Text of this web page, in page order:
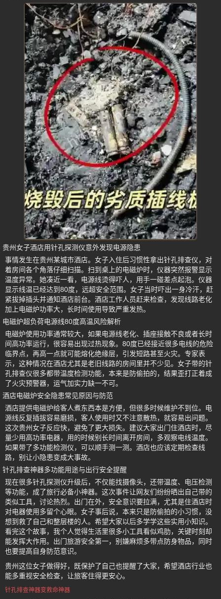
贵州女子酒店用针孔探测仪意外发现电源隐患
事情发生在贵州某城市酒店。女子入住后习惯性拿出针孔排查仪，对
着房间各个角落仔细扫描。扫到桌上的电磁炉时，仪器突然报警显示
温度异常。她凑近一看，电源线烫得吓人，用手一碰差点起泡。仪器
显示线温已经达到80度，远超安全范围。女子当时吓出一身冷汗，赶
紧拔掉插头并通知酒店前台。酒店工作人员赶来检查，发现线路老化
加上电磁炉功率大，长时间使用导致严重发热。
电磁炉超负荷电源线80度高温风险解析
电磁炉使用功率通常较大，如果电源线老化、插座接触不良或者长时
间高功率运行，很容易出现过热现象。80度已经接近很多电线的危险
临界点，再高一点就可能熔化绝缘层，引发短路甚至火灾。专家表
示，这种情况在酒店尤其是老旧线路的房间里并不少见。女子带的针
孔排查仪很多都带温度检测功能，本来是防偷拍的，结果歪打正着成
了火灾预警器，运气加实力缺一不可。
酒店电磁炉安全隐患常见原因与防范
酒店提供电磁炉给客人煮东西本是方便，但很多时候维护不到位。电
源线反复插拔容易磨损，客人使用时又不注意散热，就容易出问题。
这次贵州女子反应快，避免了更大损失。建议大家出门住酒店时，尽
量少用高功率电器，用的时候别长时间离开房间，多观察电线温度。
如果带了多功能检测仪，可以顺手测一测。酒店也应该定期检查线
路，别让小隐患变成大事故。
针孔排查神器多功能用途与出行安全提醒
现在很多针孔探测仪升级后，不仅能找摄像头，还带温度、电压检测
等功能，成了旅行必备小神器。这次事件让网友们纷纷晒出自己带的
类似工具，讨论热烈。出门在外，安全意识要拉满，尤其是住酒店时
对电器使用多留个心眼。女子事后说，本来只是防偷拍的小习惯，没
想到救了自己和整层楼的人。希望大家以后多学学这些实用小知识。
看完这个故事，我个人觉得生活里很多小工具看似鸡肋，关键时刻却
能发挥大作用。出门旅游安全第一，别嫌麻烦多带点防身物品，同时
也要提高自身防范意识。
贵州这位女子做得好，既保护了自己也提醒了大家，希望酒店行业也
能多重视安全检查，让旅客住得更安心。
针孔排查神器变救命神器